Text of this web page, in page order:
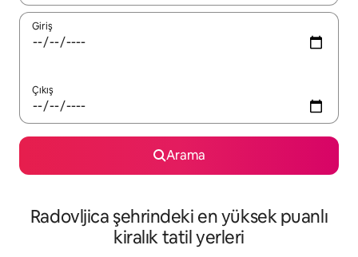
Giriş
Çıkış
Arama
Radovljica şehrindeki en yüksek puanlı
kiralık tatil yerleri